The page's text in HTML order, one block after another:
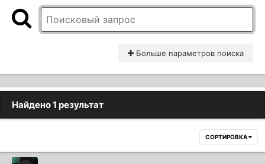
Больше параметров поиска
Найдено 1 результат
СОРТИРОВКА